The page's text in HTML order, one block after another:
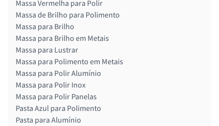
Massa Vermelha para Polir
Massa de Brilho para Polimento
Massa para Brilho
Massa para Brilho em Metais
Massa para Lustrar
Massa para Polimento em Metais
Massa para Polir Alumínio
Massa para Polir Inox
Massa para Polir Panelas
Pasta Azul para Polimento
Pasta para Alumínio